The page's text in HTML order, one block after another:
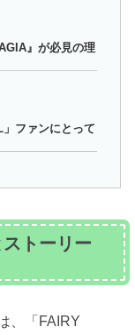
』が必見の理
ファンにとって
ストーリー
、「FAIRY